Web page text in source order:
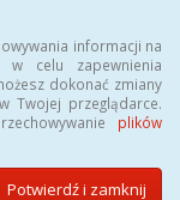
informacji na
w celu zapewnienia
dokonać zmiany
Twojej przeglądarce.
plików
Potwierdź i zamknij